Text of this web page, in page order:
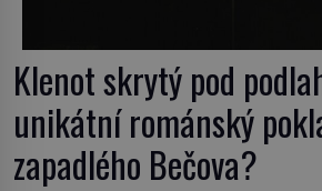
Klenot skrytý pod
unikátní románský
zapadlého Bečova?